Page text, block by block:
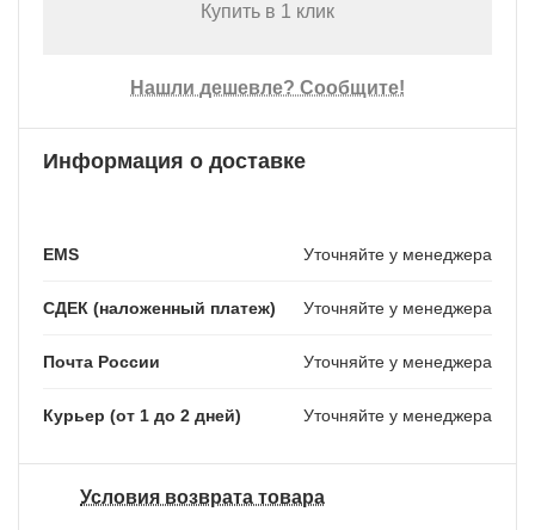
Купить в 1 клик
Нашли дешевле? Сообщите!
Информация о доставке
EMS Уточняйте у менеджера
СДЕК (наложенный платеж) Уточняйте у менеджера
Почта России Уточняйте у менеджера
Курьер (от 1 до 2 дней) Уточняйте у менеджера
Условия возврата товара